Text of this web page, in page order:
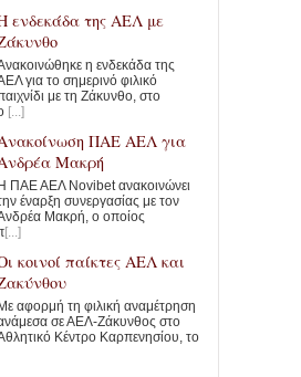
ενδεκάδα της ΑΕΛ με
η ενδεκάδα της
για το σημερινό φιλικό
με τη Ζάκυνθο, στο
[...]
ΠΑΕ ΑΕΛ για
Μακρή
ΠΑΕ ΑΕΛ Novibet ανακοινώνει
έναρξη συνεργασίας με τον
Μακρή, ο οποίος
[...]
κοινοί παίκτες ΑΕΛ και
αφορμή τη φιλική αναμέτρηση
σε ΑΕΛ-Ζάκυνθος στο
Κέντρο Καρπενησίου, το